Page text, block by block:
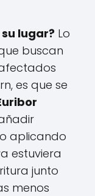
lugar? Lo
buscan
es que se
aplicando
estuviera
junto
menos